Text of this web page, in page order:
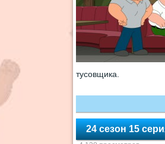
тусовщика.
24 сезон 15